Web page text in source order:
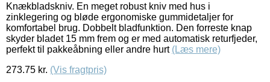
Knækbladskniv. En meget robust kniv med hus i
zinklegering og bløde ergonomiske gummidetaljer for
komfortabel brug. Dobbelt bladfunktion. Den forreste knap
skyder bladet 15 mm frem og er med automatisk returfjeder,
perfekt til pakkeåbning eller andre hurt (Læs mere)
273.75 kr. (Vis fragtpris)